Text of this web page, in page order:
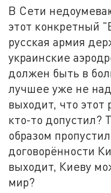
В Сети
этот конкретный
русская армия
украинские
должен быть в
лучшее уже не
выходит, что этот
кто-то допустил?
образом
договорённости
выходит, Киеву
мир?